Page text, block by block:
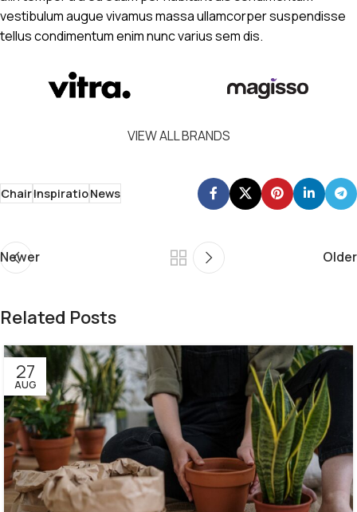
vestibulum augue vivamus massa ullamcorper suspendisse
tellus condimentum enim nunc varius sem dis.
VIEW ALL BRANDS
ChairInspiratioNews
Newer Older
Related Posts
27
AUG